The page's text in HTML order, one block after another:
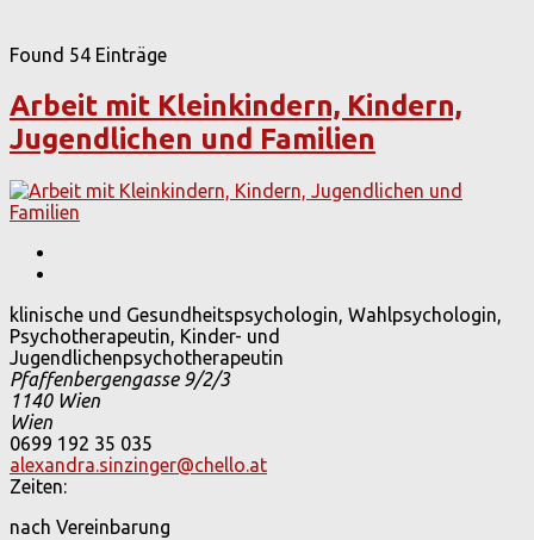
Found 54 Einträge
Arbeit mit Kleinkindern, Kindern,
Jugendlichen und Familien
klinische und Gesundheitspsychologin, Wahlpsychologin,
Psychotherapeutin, Kinder- und
Jugendlichenpsychotherapeutin
Pfaffenbergengasse 9/2/3
1140Wien
Wien
0699 192 35 035
alexandra.sinzinger@chello.at
Zeiten:
nach Vereinbarung